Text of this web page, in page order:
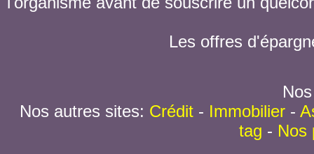
Les offres
Nos autres sites: Crédit- Immobilier-
tag - Nos